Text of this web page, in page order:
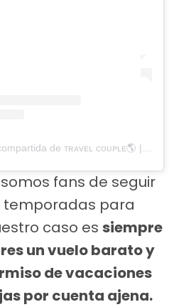
fans de seguir
temporadas para
caso es siempre
un vuelo barato y
de vacaciones
por cuenta ajena.